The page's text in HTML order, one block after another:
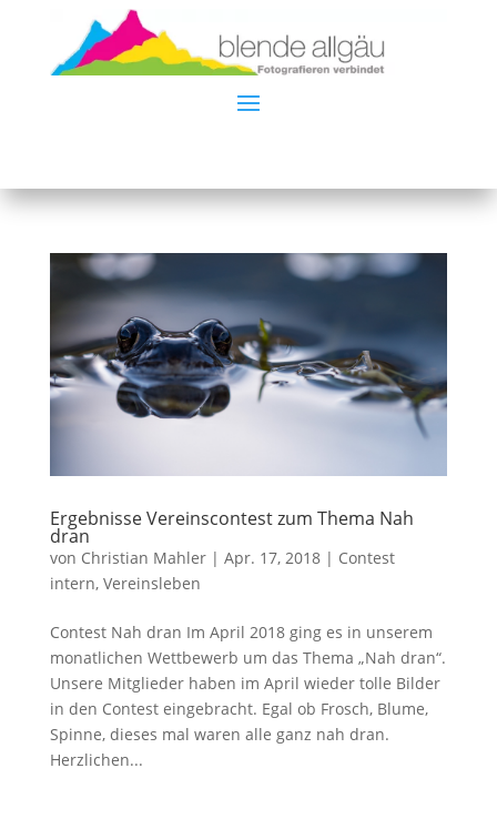
Ergebnisse Vereinscontest zum Thema Nah
dran
von Christian Mahler| Apr. 17, 2018| Contest
intern, Vereinsleben
Contest Nah dran Im April 2018 ging es in unserem
monatlichen Wettbewerb um das Thema „Nah dran“.
Unsere Mitglieder haben im April wieder tolle Bilder
in den Contest eingebracht. Egal ob Frosch, Blume,
Spinne, dieses mal waren alle ganz nah dran.
Herzlichen...